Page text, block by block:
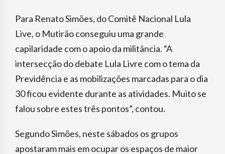
Para Renato Simões, do Comitê Nacional Lula
Live, o Mutirão conseguiu uma grande
capilaridade com o apoio da militância. “A
intersecção do debate Lula Livre com o tema da
Previdência e as mobilizações marcadas para o dia
30 ficou evidente durante as atividades. Muito se
falou sobre estes três pontos”, contou.
Segundo Simões, neste sábados os grupos
apostaram mais em ocupar os espaços de maior